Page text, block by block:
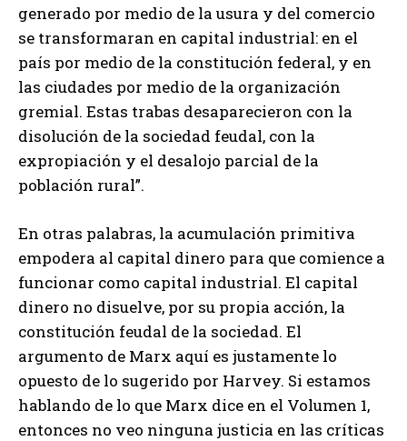
generado por medio de la usura y del comercio
se transformaran en capital industrial: en el
país por medio de la constitución federal, y en
las ciudades por medio de la organización
gremial. Estas trabas desaparecieron con la
disolución de la sociedad feudal, con la
expropiación y el desalojo parcial de la
población rural”.
En otras palabras, la acumulación primitiva
empodera al capital dinero para que comience a
funcionar como capital industrial. El capital
dinero no disuelve, por su propia acción, la
constitución feudal de la sociedad. El
argumento de Marx aquí es justamente lo
opuesto de lo sugerido por Harvey. Si estamos
hablando de lo que Marx dice en el Volumen 1,
entonces no veo ninguna justicia en las críticas